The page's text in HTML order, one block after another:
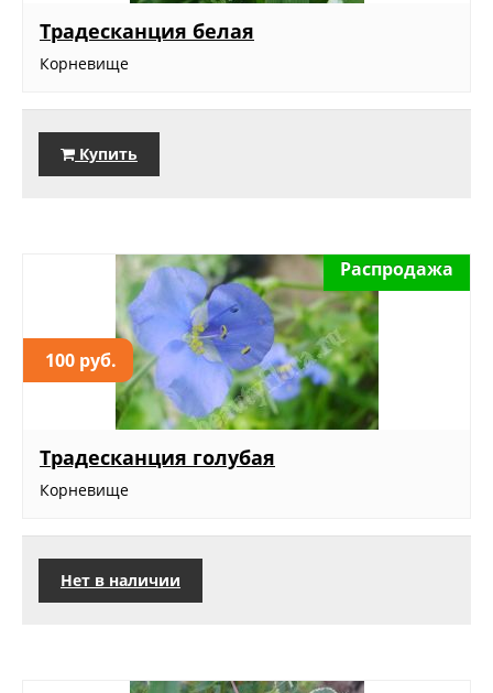
Традесканция белая
Корневище
Купить
100 руб.
Распродажа
Традесканция голубая
Корневище
Нет в наличии